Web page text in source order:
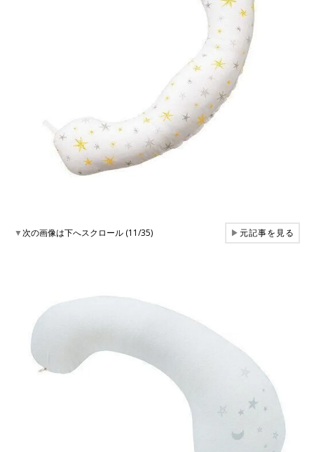
▼次の画像は下へスクロール (11/35) ▶元記事を見る